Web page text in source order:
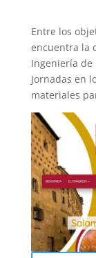
Entre los
encuentra la
Ingeniería de
Jornadas en
materiales